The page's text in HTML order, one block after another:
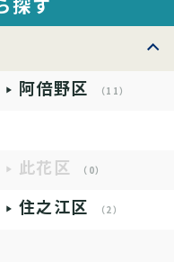
探す
阿倍野区 （11）
此花区 （0）
住之江区 （2）